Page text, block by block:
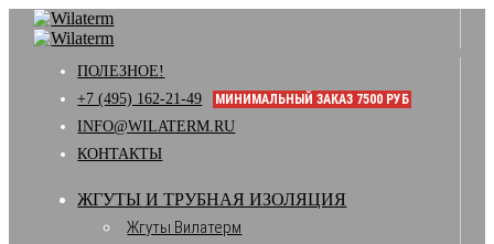
ПОЛЕЗНОЕ!
+7 (495) 162-21-49
МИНИМАЛЬНЫЙ ЗАКАЗ 7500 РУБ
INFO@WILATERM.RU
КОНТАКТЫ
ЖГУТЫ И ТРУБНАЯ ИЗОЛЯЦИЯ
Жгуты Вилатерм